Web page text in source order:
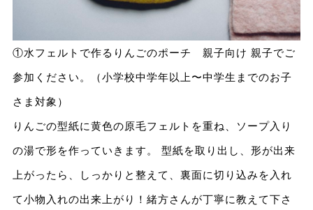
①水フェルトで作るりんごのポーチ 親子向け 親子でご
参加ください。（小学校中学年以上〜中学生までのお子
さま対象）
りんごの型紙に黄色の原毛フェルトを重ね、ソープ入り
の湯で形を作っていきます。 型紙を取り出し、形が出来
上がったら、しっかりと整えて、裏面に切り込みを入れ
て小物入れの出来上がり！緒方さんが丁寧に教えて下さ